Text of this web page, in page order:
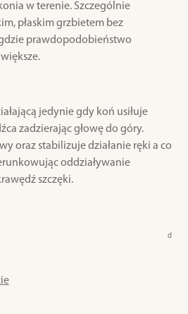
w terenie. Szczególnie
płaskim grzbietem bez
prawdopodobieństwo
jedynie gdy koń usiłuje
zadzierając głowę do góry.
oraz stabilizuje działanie ręki a co
oddziaływanie
szczęki.
d